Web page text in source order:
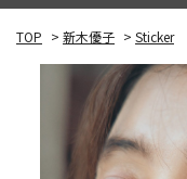
TOP > 新木優子 > Sticker